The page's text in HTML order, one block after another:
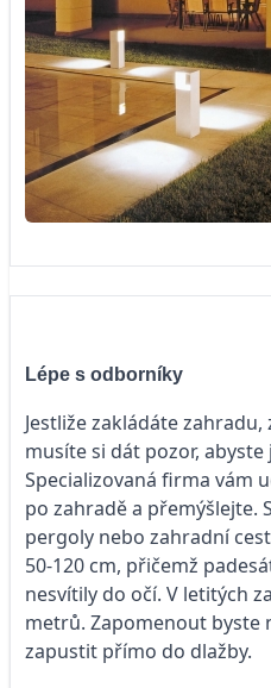
Lépe s odborníky
Jestliže zakládáte
musíte si dát pozor,
Specializovaná firma vám
po zahradě a přemýšlejte.
pergoly nebo zahradní
50-120 cm, přičemž
nesvítily do očí. V letitých
metrů. Zapomenout byste
zapustit přímo do dlažby.